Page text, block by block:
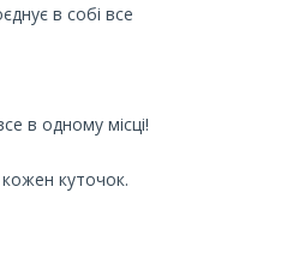
в собі все
в одному місці!
куточок.